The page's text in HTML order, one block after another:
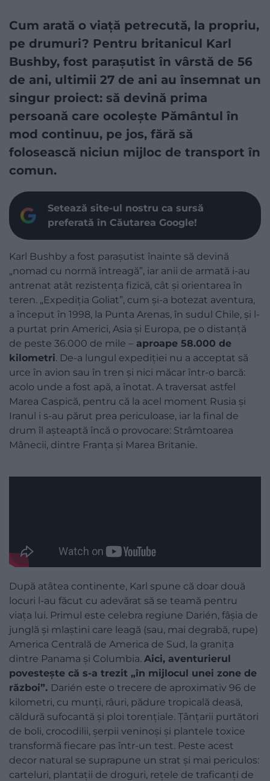
Cum arată o viață petrecută, la propriu,
pe drumuri? Pentru britanicul Karl
Bushby, fost parașutist în vârstă de 56
de ani, ultimii 27 de ani au însemnat un
singur proiect: să devină prima
persoană care ocolește Pământul în
mod continuu, pe jos, fără să
folosească niciun mijloc de transport în
comun.
Setează site-ul nostru ca sursă
preferată în Căutarea Google!
Karl Bushby a fost parașutist înainte să devină
„nomad cu normă întreagă”, iar anii de armată i-au
antrenat atât rezistența fizică, cât și orientarea în
teren. „Expediția Goliat”, cum și-a botezat aventura,
a început în 1998, la Punta Arenas, în sudul Chile, și l-
a purtat prin Americi, Asia și Europa, pe o distanță
de peste 36.000 de mile – aproape 58.000 de
kilometri. De-a lungul expediției nu a acceptat să
urce în avion sau în tren și nici măcar într-o barcă:
acolo unde a fost apă, a înotat. A traversat astfel
Marea Caspică, pentru că la acel moment Rusia și
Iranul i s-au părut prea periculoase, iar la final de
drum îl așteaptă încă o provocare: Strâmtoarea
Mânecii, dintre Franța și Marea Britanie.
După atâtea continente, Karl spune că doar două
locuri l-au făcut cu adevărat să se teamă pentru
viața lui. Primul este celebra regiune Darién, fâșia de
junglă și mlaștini care leagă (sau, mai degrabă, rupe)
America Centrală de America de Sud, la granița
dintre Panama și Columbia. Aici, aventurierul
povestește că s-a trezit „în mijlocul unei zone de
război”. Darién este o trecere de aproximativ 96 de
kilometri, cu munți, râuri, pădure tropicală deasă,
căldură sufocantă și ploi torențiale. Țânțarii purtători
de boli, crocodilii, șerpii veninoși și plantele toxice
transformă fiecare pas într-un test. Peste acest
decor natural se suprapune un strat și mai periculos:
carteluri, plantații de droguri, rețele de traficanți de